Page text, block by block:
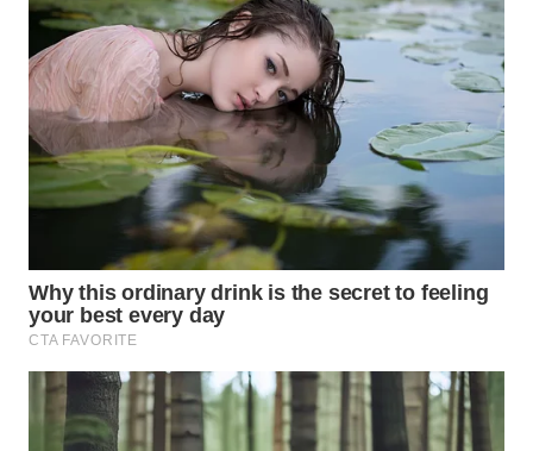
TENGAH
WN DELI
SERDANG
WN
TEBING
TINGGI
WN
PAKPAK
KARAWANG